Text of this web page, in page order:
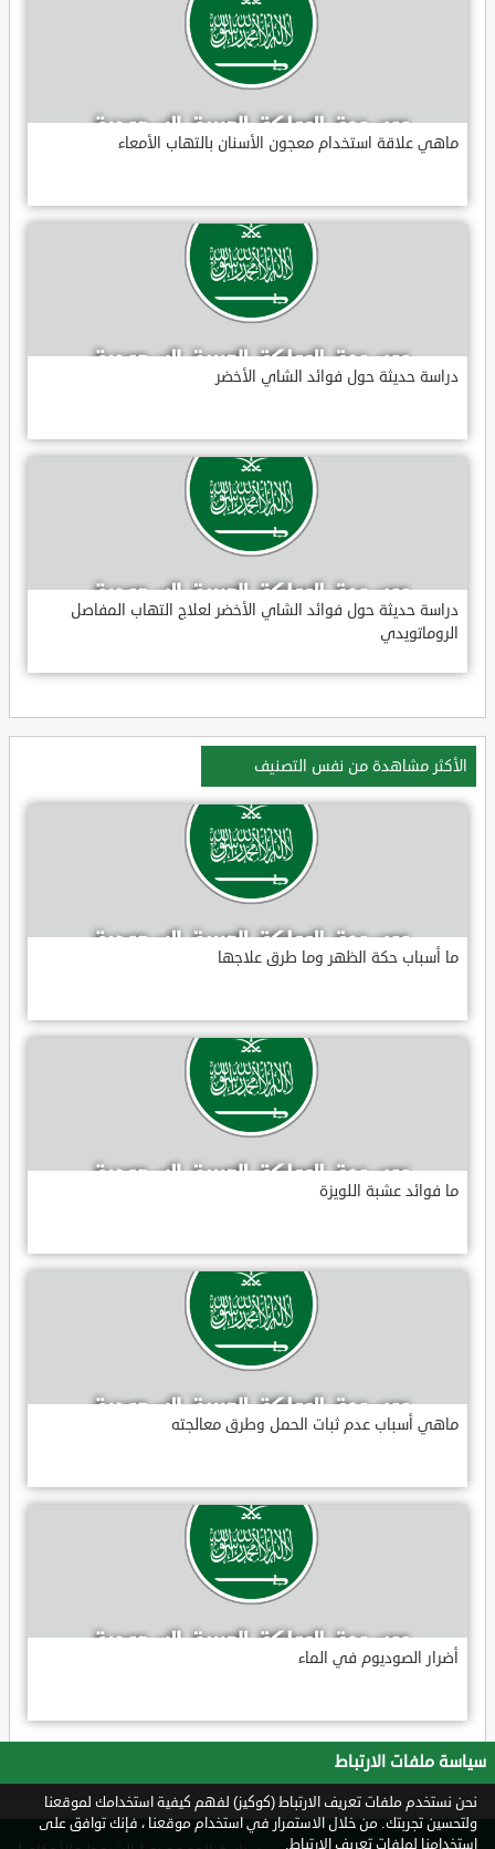
ماهي علاقة استخدام معجون الأسنان بالتهاب الأمعاء
دراسة حديثة حول فوائد الشاي الأخضر
دراسة حديثة حول فوائد الشاي الأخضر لعلاج التهاب المفاصل
الروماتويدي
الأكثر مشاهدة من نفس التصنيف
ما أسباب حكة الظهر وما طرق علاجها
ما فوائد عشبة اللويزة
ماهي أسباب عدم ثبات الحمل وطرق معالجته
أضرار الصوديوم في الماء
سياسة ملفات الارتباط
نحن نستخدم ملفات تعريف الارتباط (كوكيز) لفهم كيفية استخدامك لموقعنا
ولتحسين تجربتك. من خلال الاستمرار في استخدام موقعنا ، فإنك توافق على
استخدامنا لملفات تعريف الارتباط.